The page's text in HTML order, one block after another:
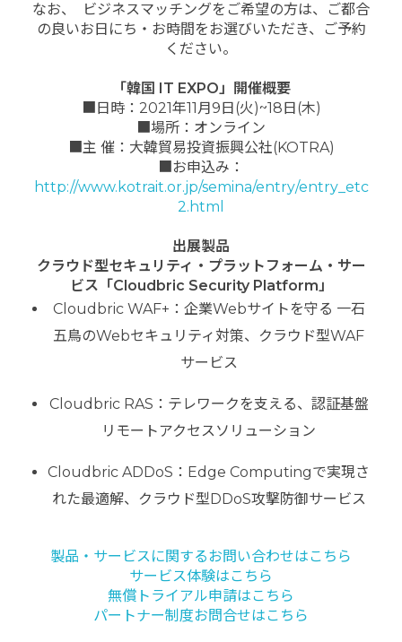
なお、 ビジネスマッチングをご希望の方は、ご都合
の良いお日にち・お時間をお選びいただき、ご予約
ください。
「韓国 IT EXPO 」開催概要
■日時：2021年11月9日(火)~18日(木)
■場所：オンライン
■主 催：大韓貿易投資振興公社(KOTRA)
■お申込み：
http://www.kotrait.or.jp/semina/entry/entry_etc
2.html
出展製品
クラウド型セキュリティ・プラットフォーム・サー
ビス「Cloudbric Security Platform」
Cloudbric WAF+：企業Webサイトを守る 一石
五鳥のWebセキュリティ対策、クラウド型WAF
サービス
Cloudbric RAS：テレワークを支える、認証基盤
リモートアクセスソリューション
Cloudbric ADDoS：Edge Computingで実現さ
れた最適解、クラウド型DDoS攻撃防御サービス
製品・サービスに関するお問い合わせはこちら
サービス体験はこちら
無償トライアル申請はこちら
パートナー制度お問合せはこちら